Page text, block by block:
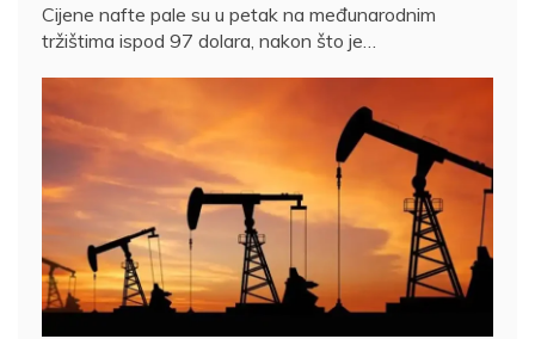
Cijene nafte pale su u petak na međunarodnim
tržištima ispod 97 dolara, nakon što je…